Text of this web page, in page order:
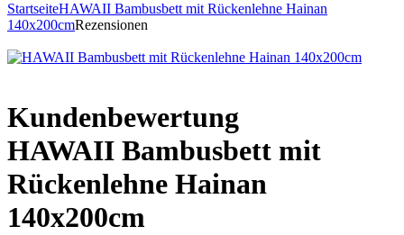
StartseiteHAWAII Bambusbett mit Rückenlehne Hainan
140x200cmRezensionen
Kundenbewertung
HAWAII Bambusbett mit
Rückenlehne Hainan
140x200cm